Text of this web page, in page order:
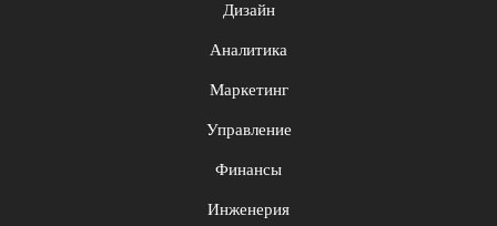
Дизайн
Аналитика
Маркетинг
Управление
Финансы
Инженерия